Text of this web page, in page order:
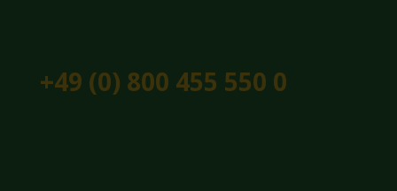
+49 (0) 800 455 550 0